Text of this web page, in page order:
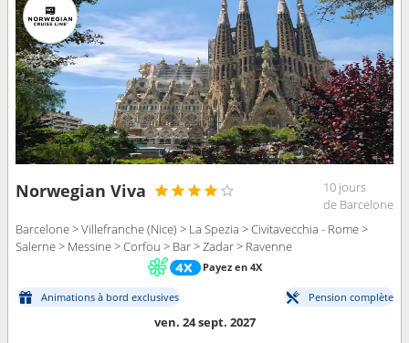
Norwegian Viva
10 jours
de Barcelone
Barcelone > Villefranche (Nice) > La Spezia > Civitavecchia - Rome >
Salerne > Messine > Corfou > Bar > Zadar > Ravenne
Payez en 4X
Animations à bord exclusives Pension complète
ven. 24 sept. 2027